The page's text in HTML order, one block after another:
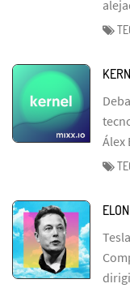
Álex
ELON